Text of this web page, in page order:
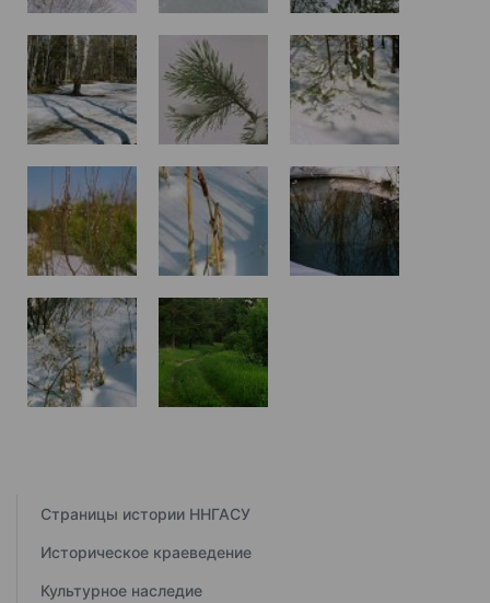
Страницы истории ННГАСУ
Историческое краеведение
Культурное наследие